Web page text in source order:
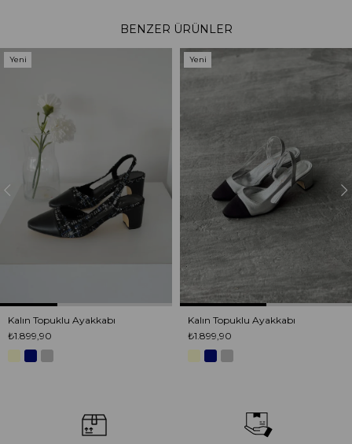
BENZER ÜRÜNLER
Kalın Topuklu Ayakkabı
₺1.899,90
Yeni
Kalın Topuklu Ayakkabı
₺1.899,90
Yeni